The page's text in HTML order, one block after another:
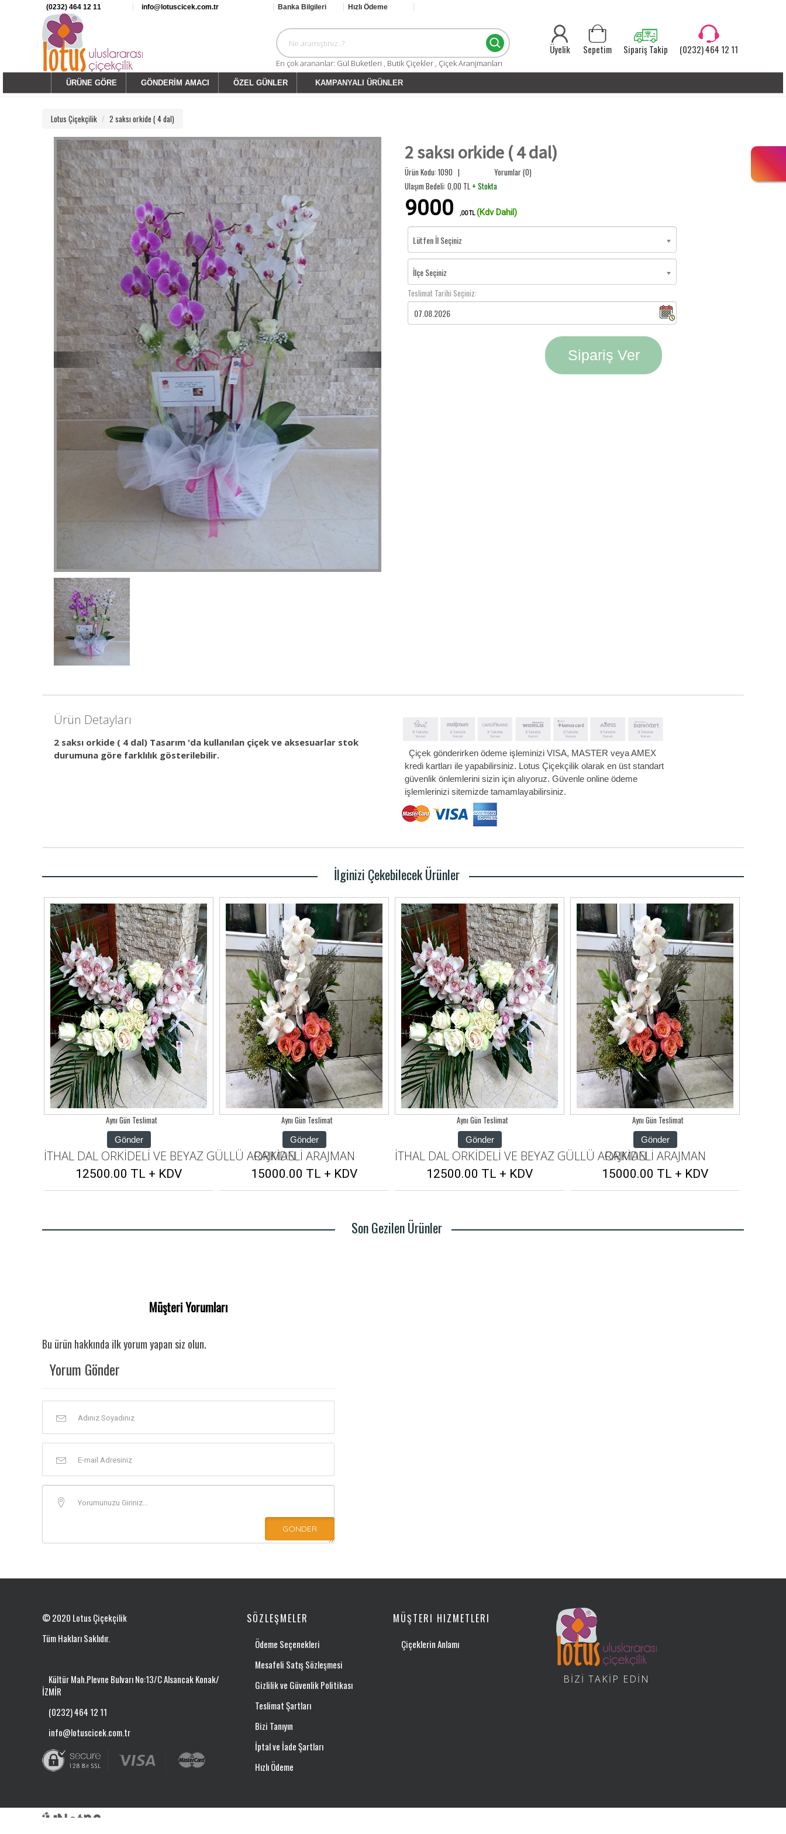
(0232) 464 12 11 info@lotuscicek.com.tr Banka Bilgileri Hızlı Ödeme
En çok arananlar: Gül Buketleri , Butik Çiçekler , Çiçek Aranjmanları
(0232) 464 12 11
Sipariş Takip
Sepetim
Üyelik
ÜRÜNE GÖRE GÖNDERİM AMACI ÖZEL GÜNLER KAMPANYALI ÜRÜNLER
Lotus Çiçekçilik 2 saksı orkide ( 4 dal)
2 saksı orkide ( 4 dal)
Ürün Kodu: 1090 |
Yorumlar (0)
Ulaşım Bedeli: 0,00 TL + Stokta
9000 ,00 TL(Kdv Dahil)
Lütfen İl Seçiniz
İlçe Seçiniz
Teslimat Tarihi Seçiniz:
Sipariş Ver
Ürün Detayları
2 saksı orkide ( 4 dal) Tasarım 'da kullanılan çiçek ve aksesuarlar stok
durumuna göre farklılık gösterilebilir.
Çiçek gönderirken ödeme işleminizi VISA, MASTER veya AMEX
kredi kartları ile yapabilirsiniz. Lotus Çiçekçilik olarak en üst standart
güvenlik önlemlerini sizin için alıyoruz. Güvenle online ödeme
işlemlerinizi sitemizde tamamlayabilirsiniz.
İlginizi Çekebilecek Ürünler
GÜLLÜ ARAJMAN
Aynı Gün Teslimat
Gönder
ORKİDELİ ARAJMAN
15000.00 TL + KDV
Aynı Gün Teslimat
Gönder
İTHAL DAL ORKİDELİ VE BEYAZ GÜLLÜ ARAJMAN
12500.00 TL + KDV
Aynı Gün Teslimat
Gönder
ORKİDELİ ARAJMAN
15000.00 TL + KDV
Aynı Gün Teslimat
Gönder
İTHAL DAL ORKİDELİ VE BEYAZ GÜLLÜ
12500.00 TL + KDV
Son Gezilen Ürünler
Müşteri Yorumları
Bu ürün hakkında ilk yorum yapan siz olun.
Yorum Gönder
© 2020 Lotus Çiçekçilik
Tüm Hakları Saklıdır.
Kültür Mah.Plevne Bulvarı No:13/C Alsancak Konak/
İZMİR
(0232) 464 12 11
info@lotuscicek.com.tr
SÖZLEŞMELER
Ödeme Seçenekleri
Mesafeli Satış Sözleşmesi
Gizlilik ve Güvenlik Politikası
Teslimat Şartları
Bizi Tanıyın
İptal ve İade Şartları
Hızlı Ödeme
MÜŞTERI HIZMETLERI
Çiçeklerin Anlamı
BİZİ TAKİP EDİN